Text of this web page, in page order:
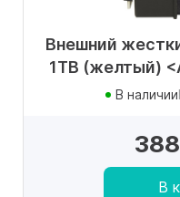
Внешний
1TB (желтый)
В наличии
В